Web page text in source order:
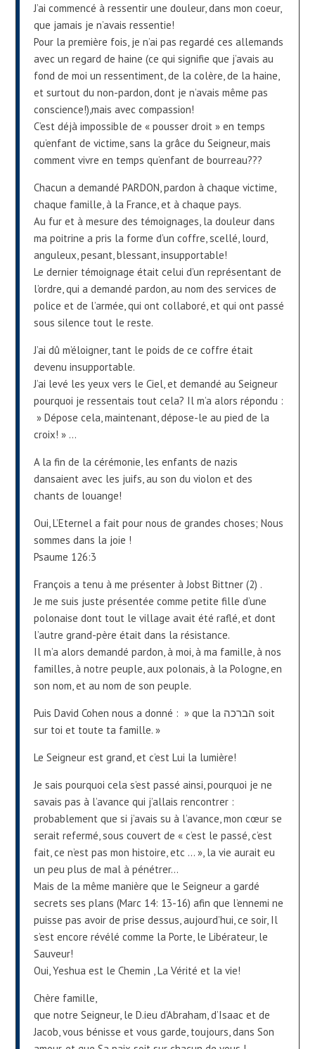
J’ai commencé à ressentir une douleur, dans mon coeur,
que jamais je n’avais ressentie!
Pour la première fois, je n’ai pas regardé ces allemands
avec un regard de haine (ce qui signifie que j’avais au
fond de moi un ressentiment, de la colère, de la haine,
et surtout du non-pardon, dont je n’avais même pas
conscience!),mais avec compassion!
C’est déjà impossible de « pousser droit » en temps
qu’enfant de victime, sans la grâce du Seigneur, mais
comment vivre en temps qu’enfant de bourreau???
Chacun a demandé PARDON, pardon à chaque victime,
chaque famille, à la France, et à chaque pays.
Au fur et à mesure des témoignages, la douleur dans
ma poitrine a pris la forme d’un coffre, scellé, lourd,
anguleux, pesant, blessant, insupportable!
Le dernier témoignage était celui d’un représentant de
l’ordre, qui a demandé pardon, au nom des services de
police et de l’armée, qui ont collaboré, et qui ont passé
sous silence tout le reste.
J’ai dû m’éloigner, tant le poids de ce coffre était
devenu insupportable.
J’ai levé les yeux vers le Ciel, et demandé au Seigneur
pourquoi je ressentais tout cela? Il m’a alors répondu :
» Dépose cela, maintenant, dépose-le au pied de la
croix! » …
A la fin de la cérémonie, les enfants de nazis
dansaient avec les juifs, au son du violon et des
chants de louange!
Oui, L’Eternel a fait pour nous de grandes choses; Nous
sommes dans la joie !
Psaume 126:3
François a tenu à me présenter à Jobst Bittner (2) .
Je me suis juste présentée comme petite fille d’une
polonaise dont tout le village avait été raflé, et dont
l’autre grand-père était dans la résistance.
Il m’a alors demandé pardon, à moi, à ma famille, à nos
familles, à notre peuple, aux polonais, à la Pologne, en
son nom, et au nom de son peuple.
Puis David Cohen nous a donné : » que la הברכה soit
sur toi et toute ta famille. »
Le Seigneur est grand, et c’est Lui la lumière!
Je sais pourquoi cela s’est passé ainsi, pourquoi je ne
savais pas à l’avance qui j’allais rencontrer :
probablement que si j’avais su à l’avance, mon cœur se
serait refermé, sous couvert de « c’est le passé, c’est
fait, ce n’est pas mon histoire, etc … », la vie aurait eu
un peu plus de mal à pénétrer…
Mais de la même manière que le Seigneur a gardé
secrets ses plans (Marc 14: 13-16) afin que l’ennemi ne
puisse pas avoir de prise dessus, aujourd’hui, ce soir, Il
s’est encore révélé comme la Porte, le Libérateur, le
Sauveur!
Oui, Yeshua est le Chemin , La Vérité et la vie!
Chère famille,
que notre Seigneur, le D.ieu d’Abraham, d’Isaac et de
Jacob, vous bénisse et vous garde, toujours, dans Son